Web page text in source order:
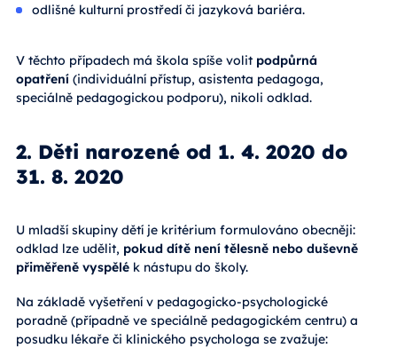
odlišné kulturní prostředí či jazyková bariéra.
V těchto případech má škola spíše volit podpůrná
opatření (individuální přístup, asistenta pedagoga,
speciálně pedagogickou podporu), nikoli odklad.
2. Děti narozené od 1. 4. 2020 do
31. 8. 2020
U mladší skupiny dětí je kritérium formulováno obecněji:
odklad lze udělit, pokud dítě není tělesně nebo duševně
přiměřeně vyspělé k nástupu do školy.
Na základě vyšetření v pedagogicko-psychologické
poradně (případně ve speciálně pedagogickém centru) a
posudku lékaře či klinického psychologa se zvažuje: